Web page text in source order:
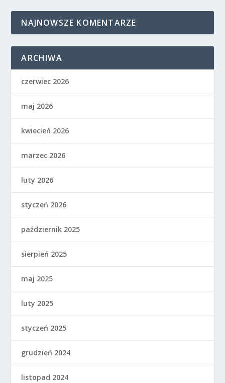
NAJNOWSZE KOMENTARZE
ARCHIWA
czerwiec 2026
maj 2026
kwiecień 2026
marzec 2026
luty 2026
styczeń 2026
październik 2025
sierpień 2025
maj 2025
luty 2025
styczeń 2025
grudzień 2024
listopad 2024